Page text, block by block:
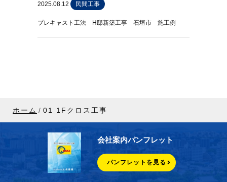
2025.08.12 民間工事
プレキャスト工法 H邸新築工事 石垣市 施工例
ホーム 01 1Fクロス工事
会社案内パンフレット
パンフレットを見る